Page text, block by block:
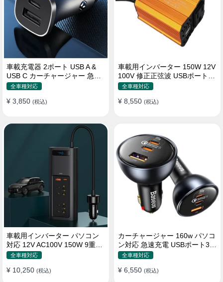
車載充電器 2ポート USB A &
USB C カーチャージャー 急速
充電USB [36W 12V-24V ]
全車種対応
¥ 3,850 (税込)
車載用インバーター 150W 12V
100V 修正正弦波 USBポート2
口 コンバーター 防災用品 チャ
全車種対応
¥ 8,550 (税込)
車載用インバーター パソコン
対応 12V AC100V 150W 9重保
護 ディスプレイ付き 静音タイ
全車種対応
¥ 10,250 (税込)
カーチャージャー 160w パソコ
ン対応 急速充電 USBポート3つ
Type-C シガーソケット
全車種対応
¥ 6,550 (税込)